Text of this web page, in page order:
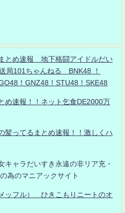
とめ速報 地下格闘アイドルだい
局101ちゃんねる BNK48 ！
！GNZ48！STU48！SKE48
め速報！！ネット乞食DE2000万
髪ってるまとめ速報！！激しくハ
キャラだいすき永遠の非リア充・
為のマニアックサイト
ッフル） ひきこもりニートのオ